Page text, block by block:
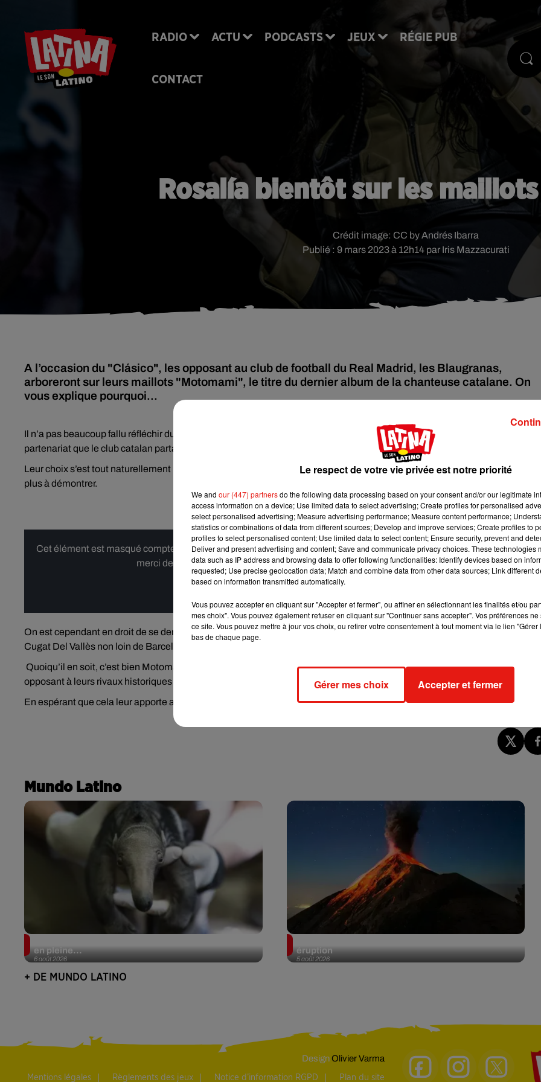
RADIO ACTU PODCASTS JEUX RÉGIE PUB
CONTACT
Rosalía bientôt sur les
Publié : 9 mars 2023 à 12h14 par Iris Mazzacurati
Crédit image: CC by Andrés Ibarra
A l’occasion du "Clásico", les opposant au club de football du Real Madrid, les Blaugranas,
arboreront sur leurs maillots "Motomami", le titre du dernier album de la chanteuse catalane. On
vous explique pourquoi...
Il n’a pas beaucoup fallu réfléchir du côté du Barça pour trouver l’icône qui succèderait au rappeur Drake dans le cadre du
partenariat que le club catalan partage avec la plateforme de streaming Spotify.
Leur choix s’est tout naturellement porté sur Rosalía dont le succès à l’international de son dernier albumMotomami
plus à démontrer.
Cet élément est masqué compte-tenu du refus du dépôt de cookies que vous avez exprimé. Si vous souhaitez l'afficher,
merci de nous donner votre accord en cliquant sur le bouton ci-dessous.
On est cependant en droit de se demander comment et pourquoi la chanteuse n’a pas été choisie avant, étant née à Sant
Cugat Del Vallès non loin de Barcelone.
Quoiqu’il en soit, c’est bien Motomami (dans sa typo originale) qui ornera les maillots des Blaugranas lors du "Clásico" les
opposant à leurs rivaux historiques madrilènes, le 19 mars prochain.
En espérant que cela leur apporte au moins
comme le chante Rosalía…
Mundo Latino
6 août 2026
en pleine...
5 août 2026
éruption
+ DE MUNDO LATINO
DesignOlivier Varma
Mentions légales Règlements des jeux Notice d’information RGPD Plan du site
Le respect de votre vie privée est notre priorité
We and our (447) partnersdo the following data processing based on your consent and/or our legitimate
access information on a device; Use limited data to select advertising; Create profiles for personalised
select personalised advertising; Measure advertising performance; Measure content performance;
statistics or combinations of data from different sources; Develop and improve services; Create profiles to
profiles to select personalised content; Use limited data to select content; Ensure security, prevent and
Deliver and present advertising and content; Save and communicate privacy choices. These technologies
data such as IP address and browsing data to offer following functionalities: Identify devices based on
requested; Use precise geolocation data; Match and combine data from other data sources; Link different
based on information transmitted automatically.
Vous pouvez accepter en cliquant sur "Accepter et fermer", ou affiner en sélectionnant les finalités et/ou
mes choix". Vous pouvez également refuser en cliquant sur "Continuer sans accepter". Vos préférences
ce site. Vous pouvez mettre à jour vos choix, ou retirer votre consentement à tout moment via le lien
bas de chaque page.
Gérer mes choix Accepter et fermer